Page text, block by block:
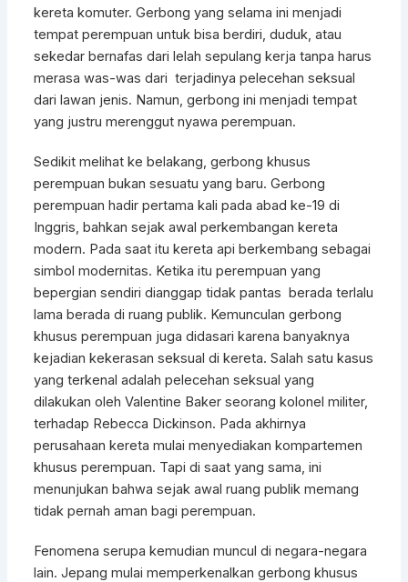
kereta komuter. Gerbong yang selama ini menjadi
tempat perempuan untuk bisa berdiri, duduk, atau
sekedar bernafas dari lelah sepulang kerja tanpa harus
merasa was-was dari terjadinya pelecehan seksual
dari lawan jenis. Namun, gerbong ini menjadi tempat
yang justru merenggut nyawa perempuan.
Sedikit melihat ke belakang, gerbong khusus
perempuan bukan sesuatu yang baru. Gerbong
perempuan hadir pertama kali pada abad ke-19 di
Inggris, bahkan sejak awal perkembangan kereta
modern. Pada saat itu kereta api berkembang sebagai
simbol modernitas. Ketika itu perempuan yang
bepergian sendiri dianggap tidak pantas berada terlalu
lama berada di ruang publik. Kemunculan gerbong
khusus perempuan juga didasari karena banyaknya
kejadian kekerasan seksual di kereta. Salah satu kasus
yang terkenal adalah pelecehan seksual yang
dilakukan oleh Valentine Baker seorang kolonel militer,
terhadap Rebecca Dickinson. Pada akhirnya
perusahaan kereta mulai menyediakan kompartemen
khusus perempuan. Tapi di saat yang sama, ini
menunjukan bahwa sejak awal ruang publik memang
tidak pernah aman bagi perempuan.
Fenomena serupa kemudian muncul di negara-negara
lain. Jepang mulai memperkenalkan gerbong khusus